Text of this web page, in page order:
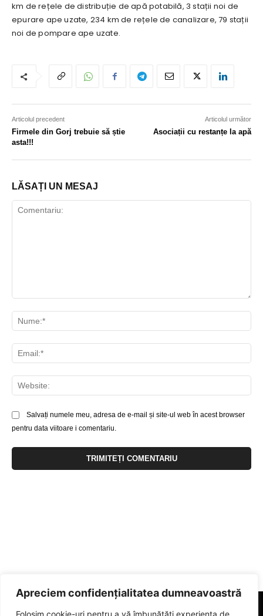
Apreciem confidențialitatea dumneavoastră
Folosim cookie-uri pentru a vă îmbunătăți experiența de
km de rețele de distribuție de apă potabilă, 3 stații noi de
epurare ape uzate, 234 km de rețele de canalizare, 79 stații
noi de pompare ape uzate.
Articolul precedent
Firmele din Gorj trebuie să știe
asta!!!
Articolul următor
Asociații cu restanțe la apă
LĂSAȚI UN MESAJ
Salvați numele meu, adresa de e-mail și site-ul web în acest browser
pentru data viitoare i comentariu.